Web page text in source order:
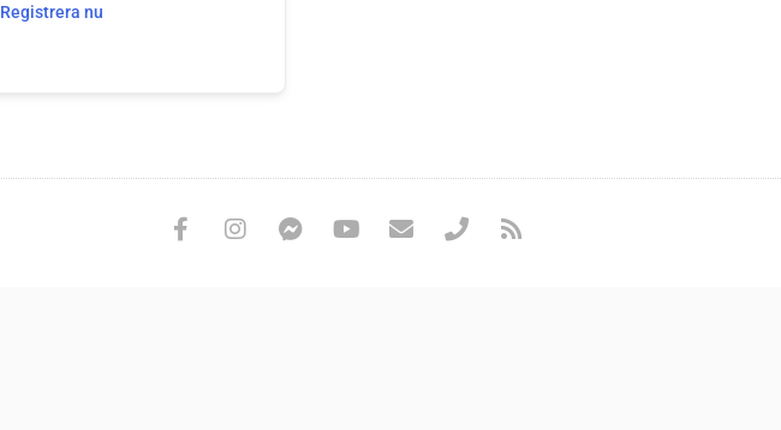
Registrera nu